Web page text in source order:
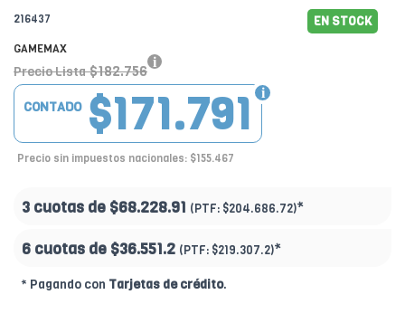
216437 EN STOCK
GAMEMAX
Precio Lista $182.756
$171.791
CONTADO
Precio sin impuestos nacionales: $155.467
3 cuotas de $68.228.91 (PTF: $204.686.72)*
6 cuotas de $36.551.2 (PTF: $219.307.2)*
* Pagando con Tarjetas de crédito.